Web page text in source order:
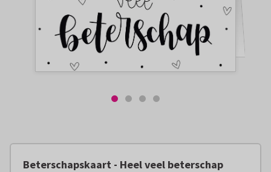
Beterschapskaart - Heel veel beterschap